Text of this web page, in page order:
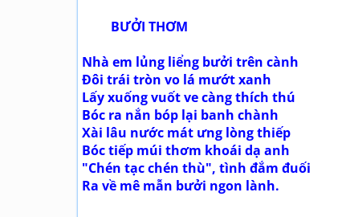
BƯỞI THƠM
Nhà em lủng liểng bưởi trên cành
Đôi trái tròn vo lá mướt xanh
Lấy xuống vuốt ve càng thích thú
Bóc ra nắn bóp lại banh chành
Xài lâu nước mát ưng lòng thiếp
Bóc tiếp múi thơm khoái dạ anh
"Chén tạc chén thù", tình đắm đuối
Ra về mê mẫn bưởi ngon lành.